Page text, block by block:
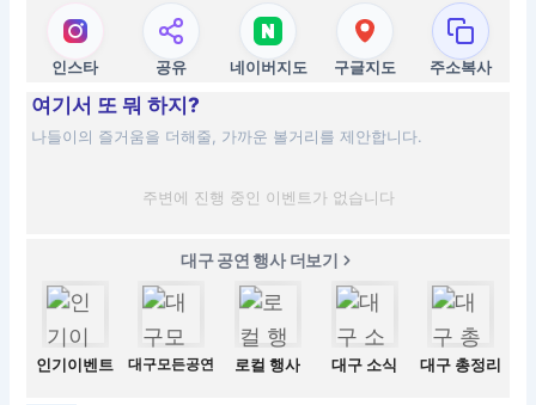
인스타 공유 네이버지도 구글지도 주소복사
여기서 또 뭐 하지?
나들이의 즐거움을 더해줄, 가까운 볼거리를 제안합니다.
주변에 진행 중인 이벤트가 없습니다
대구 공연 행사 더보기
인기이벤트 대구모든공연 로컬 행사 대구 소식 대구 총정리